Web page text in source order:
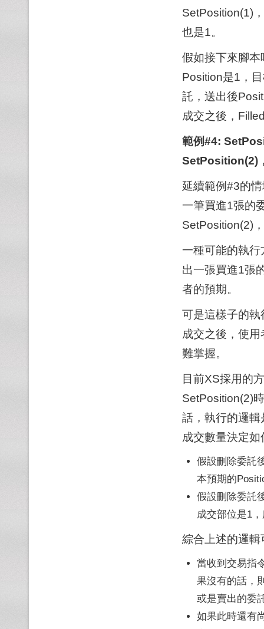
SetPosition(1)
也是1。
假如接下來腳
Position是1，
託，送出後
成交之後，
範例#4:
SetPosition(2)
延續範例#3的
一筆買進1張的
SetPosition(2)
一種可能的執
出一張買進1張
者的預期。
可是這樣子的
成交之後，使
難掌握。
目前XS採用的
SetPosition(2)
話，執行的邏
成交數量決定
假設刪除委託
本預期的
假設刪除委託
成交部位是1
綜合上述的邏
當收到交易指
果沒有的話，
或是賣出的委
如果此時還有